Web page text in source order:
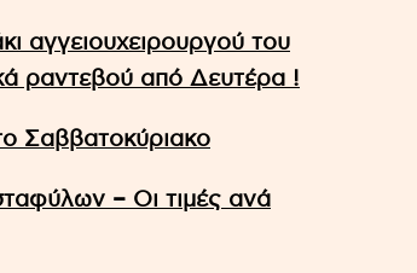
αγγειουχειρουργού του
ραντεβού από Δευτέρα !
Σαββατοκύριακο
– Οι τιμές ανά